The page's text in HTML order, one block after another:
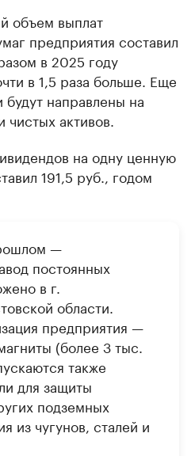
объем выплат
предприятия составил
в 2025 году
в 1,5 раза больше. Еще
направлены на
активов.
на одну ценную
191,5 руб., годом
—
постоянных
в г.
области.
предприятия —
(более 3 тыс.
также
для защиты
подземных
из чугунов, сталей и